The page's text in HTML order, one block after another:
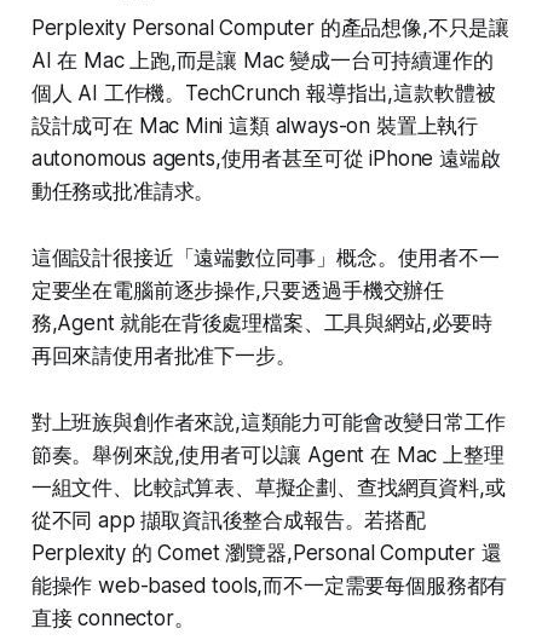
Perplexity Personal Computer 的產品想像,不只是讓
AI 在 Mac 上跑,而是讓 Mac 變成一台可持續運作的
個人 AI 工作機。TechCrunch 報導指出,這款軟體被
設計成可在 Mac Mini 這類 always-on 裝置上執行
autonomous agents,使用者甚至可從 iPhone 遠端啟
動任務或批准請求。
這個設計很接近「遠端數位同事」概念。使用者不一
定要坐在電腦前逐步操作,只要透過手機交辦任
務,Agent 就能在背後處理檔案、工具與網站,必要時
再回來請使用者批准下一步。
對上班族與創作者來說,這類能力可能會改變日常工作
節奏。舉例來說,使用者可以讓 Agent 在 Mac 上整理
一組文件、比較試算表、草擬企劃、查找網頁資料,或
從不同 app 擷取資訊後整合成報告。若搭配
Perplexity 的 Comet 瀏覽器,Personal Computer 還
能操作 web-based tools,而不一定需要每個服務都有
直接 connector。